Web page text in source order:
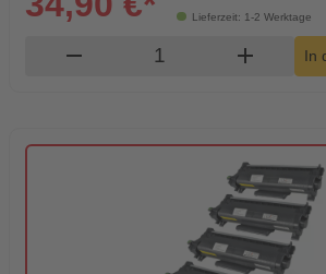
Lieferzeit: 1-2 Werktage
remove Produkt Warenkorb
add In